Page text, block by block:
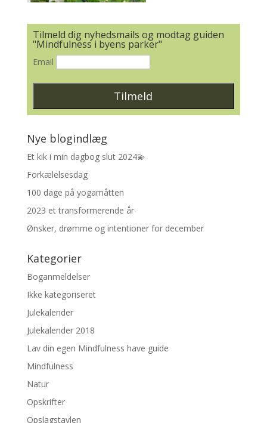
Tilmeld dig nyhedsmails og modtag guiden
"Mindfulness i byens parker"
Email
Nye blogindlæg
Et kik i min dagbog slut 2024💫
Forkælelsesdag
100 dage på yogamåtten
2023 et transformerende år
Ønsker, drømme og intentioner for december
Kategorier
Boganmeldelser
Ikke kategoriseret
Julekalender
Julekalender 2018
Lav din egen Mindfulness have guide
Mindfulness
Natur
Opskrifter
Opslagstavlen